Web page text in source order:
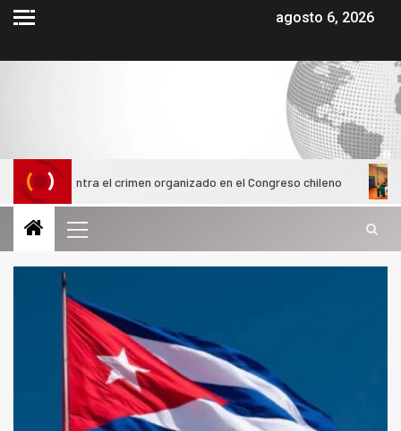
agosto 6, 2026
el crimen organizado en el Congreso chileno